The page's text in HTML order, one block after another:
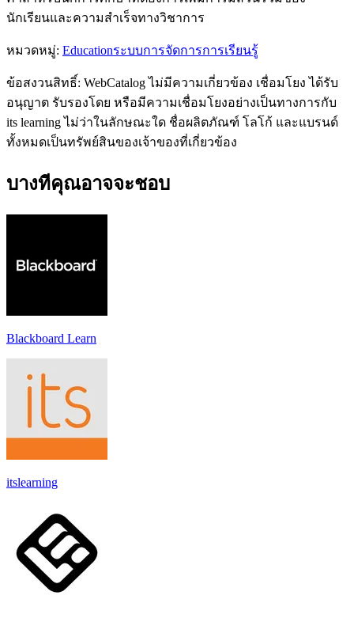
นักเรียนและความสำเร็จทางวิชาการ
หมวดหมู่: Educationระบบการจัดการการเรียนรู้
ข้อสงวนสิทธิ์: WebCatalog ไม่มีความเกี่ยวข้อง เชื่อมโยง ได้รับ
อนุญาต รับรองโดย หรือมีความเชื่อมโยงอย่างเป็นทางการกับ
its learning ไม่ว่าในลักษณะใด ชื่อผลิตภัณฑ์ โลโก้ และแบรนด์
ทั้งหมดเป็นทรัพย์สินของเจ้าของที่เกี่ยวข้อง
บางทีคุณอาจจะชอบ
Blackboard Learn
itslearning